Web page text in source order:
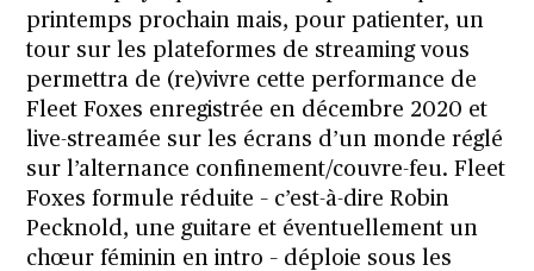
printemps prochain mais, pour patienter, un
tour sur les plateformes de streaming vous
permettra de (re)vivre cette performance de
Fleet Foxes enregistrée en décembre 2020 et
live-streamée sur les écrans d’un monde réglé
sur l’alternance confinement/couvre-feu. Fleet
Foxes formule réduite – c’est-à-dire Robin
Pecknold, une guitare et éventuellement un
chœur féminin en intro – déploie sous les